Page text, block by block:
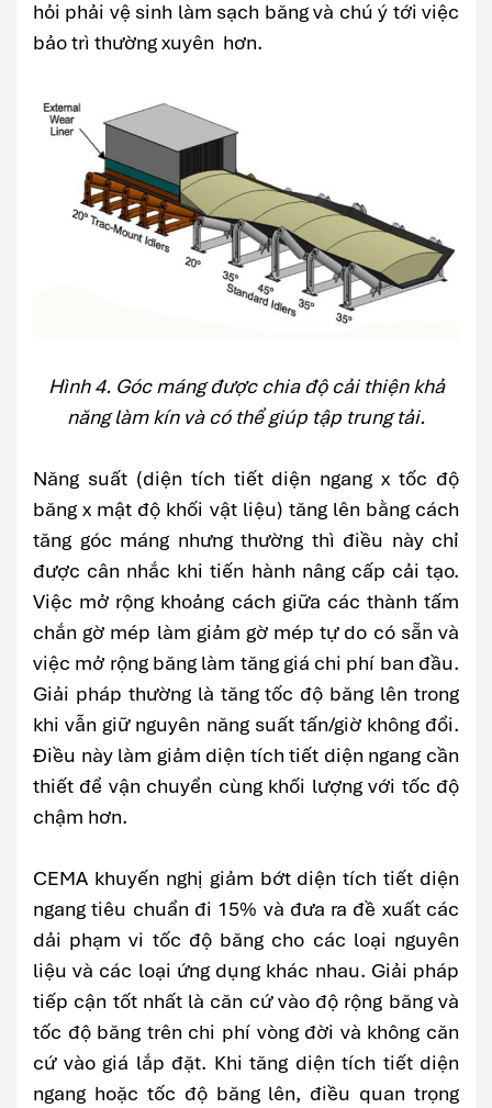
hỏi phải vệ sinh làm sạch băng và chú ý tới việc
bảo trì thường xuyên hơn.
Hình 4. Góc máng được chia độ cải thiện khả
năng làm kín và có thể giúp tập trung tải.
Năng suất (diện tích tiết diện ngang x tốc độ
băng x mật độ khối vật liệu) tăng lên bằng cách
tăng góc máng nhưng thường thì điều này chỉ
được cân nhắc khi tiến hành nâng cấp cải tạo.
Việc mở rộng khoảng cách giữa các thành tấm
chắn gờ mép làm giảm gờ mép tự do có sẵn và
việc mở rộng băng làm tăng giá chi phí ban đầu.
Giải pháp thường là tăng tốc độ băng lên trong
khi vẫn giữ nguyên năng suất tấn/giờ không đổi.
Điều này làm giảm diện tích tiết diện ngang cần
thiết để vận chuyển cùng khối lượng với tốc độ
chậm hơn.
CEMA khuyến nghị giảm bớt diện tích tiết diện
ngang tiêu chuẩn đi 15% và đưa ra đề xuất các
dải phạm vi tốc độ băng cho các loại nguyên
liệu và các loại ứng dụng khác nhau. Giải pháp
tiếp cận tốt nhất là căn cứ vào độ rộng băng và
tốc độ băng trên chi phí vòng đời và không căn
cứ vào giá lắp đặt. Khi tăng diện tích tiết diện
ngang hoặc tốc độ băng lên, điều quan trọng